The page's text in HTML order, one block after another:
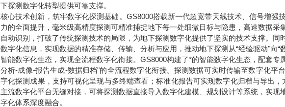
下探测数字化转型提供可靠支撑。
核心技术创新，筑牢数字化探测基础。GS8000搭载新一代超宽带天线技术、信号增
力的全面提升，毫米级高精度探测可精准捕捉地下每一处细微目标与隐患，高速数据
自动识别，打破了传统探测技术的局限，为地下探测数字化提供了坚实的技术支撑。
数字化信息，实现数据的精准存储、传输、分析与应用，推动地下探测从“经验驱动"向“
智能数字化生态，实现全流程数字化衔接。GS8000构建了*的智能数字化生态，配套
分析-成像-报告生成-数据归档"的全流程数字化衔接。探测数据可实时传输至数字化平
字化探测成果，支持可视化呈现与多终端查看；标准化报告可实现数字化归档与导出
主流数字化平台无缝对接，可将探测数据直接导入数字化建模、规划设计等系统，实
字化体系深度融合。